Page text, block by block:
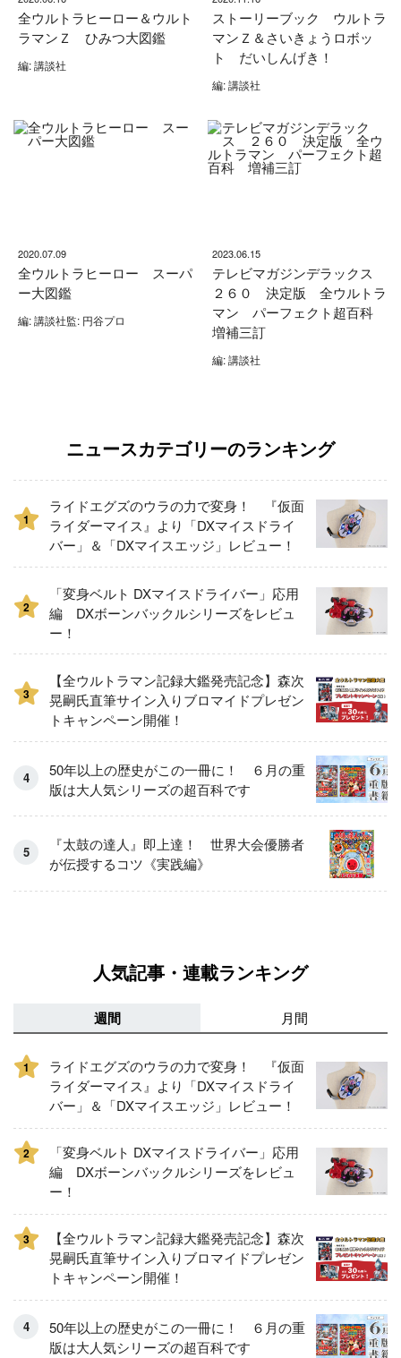
全ウルトラヒーロー＆ウルト
ラマンＺ ひみつ大図鑑
編: 講談社
ストーリーブック ウルトラ
マンＺ＆さいきょうロボッ
ト だいしんげき！
編: 講談社
2020.07.09
全ウルトラヒーロー スーパ
ー大図鑑
編: 講談社監: 円谷プロ
2023.06.15
テレビマガジンデラックス
２６０ 決定版 全ウルトラ
マン パーフェクト超百科
増補三訂
編: 講談社
ニュースカテゴリーのランキング
1
ライドエグズのウラの力で変身！ 『仮面
ライダーマイス』より「DXマイスドライ
バー」＆「DXマイスエッジ」レビュー！
2
「変身ベルト DXマイスドライバー」応用
編 DXボーンバックルシリーズをレビュ
ー！
3
【全ウルトラマン記録大鑑発売記念】森次
晃嗣氏直筆サイン入りブロマイドプレゼン
トキャンペーン開催！
50年以上の歴史がこの一冊に！ ６月の重
版は大人気シリーズの超百科です
『太鼓の達人』即上達！ 世界大会優勝者
が伝授するコツ《実践編》
人気記事・連載ランキング
週間 月間
1
ライドエグズのウラの力で変身！ 『仮面
ライダーマイス』より「DXマイスドライ
バー」＆「DXマイスエッジ」レビュー！
2
「変身ベルト DXマイスドライバー」応用
編 DXボーンバックルシリーズをレビュ
ー！
3
【全ウルトラマン記録大鑑発売記念】森次
晃嗣氏直筆サイン入りブロマイドプレゼン
トキャンペーン開催！
50年以上の歴史がこの一冊に！ ６月の重
版は大人気シリーズの超百科です